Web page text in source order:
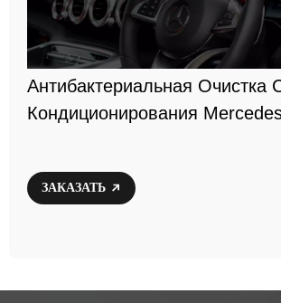
Антибактериальная Очистка
Кондиционирования
ЗАКАЗАТЬ